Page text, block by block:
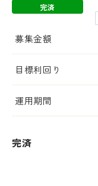
完済
募集金額
目標利回り
運用期間
完済